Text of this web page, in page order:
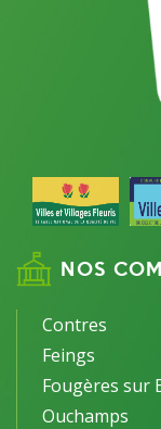
NOS
Contres
Feings
Fougères sur
Ouchamps